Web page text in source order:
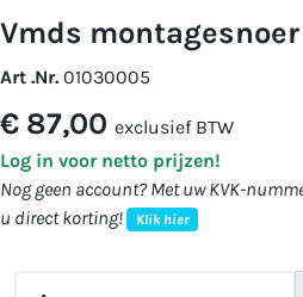
vmds
Art .Nr. 01030005
€ 87,00 exclusief BTW
Log in voor netto prijzen!
Nog geen account? Met uw KVK-
u direct korting!
Klik hier